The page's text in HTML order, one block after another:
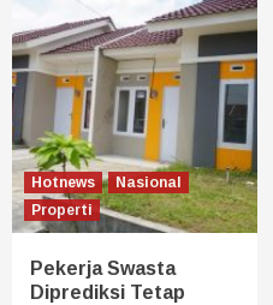
Hotnews
Nasional
Properti
Pekerja Swasta
Diprediksi Tetap